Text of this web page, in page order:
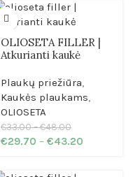
OLIOSETA FILLER |
Atkurianti kaukė
Plaukų priežiūra,
Kaukės plaukams,
OLIOSETA
€33.00 – €48.00
€29.70 – €43.20